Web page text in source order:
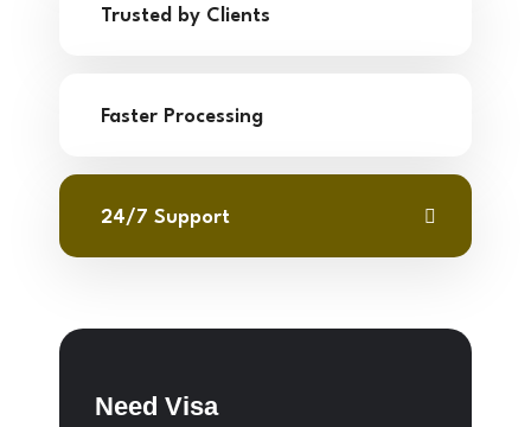
Trusted by Clients
Faster Processing
24/7 Support
Need Visa